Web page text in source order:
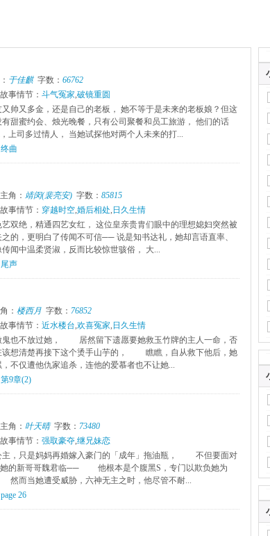
于佳麒字数： 66762
故事情节： 斗气冤家,破镜重圆
帅又多金，还是自己的老板， 她不等于是未来的老板娘？但这
甜蜜约会、烛光晚餐，只有公司聚餐和员工旅游， 他们的话
上司多过情人， 当她试探他对两个人未来的打...
终曲
角： 靖闵(裴亮安) 字数： 85815
故事情节： 穿越时空,婚后相处, 日久生情
双绝，精通四艺女红， 这位皇亲贵胄们眼中的理想媳妇突然被
的，更明白了传闻不可信── 说是知书达礼，她却言语直率、
闻中温柔贤淑，反而比较惊世骇俗， 大...
尾声
： 楼西月 字数： 76852
故事情节： 近水楼台,欢喜冤家, 日久生情
也不放过她， 居然留下遗愿要她救玉竹牌的主人一命，否
想清楚再接下这个烫手山芋的， 瞧瞧，自从救下他后，她
仅遭他仇家追杀，连他的爱慕者也不让她...
第9章(2)
角： 叶天晴字数： 73480
故事情节： 强取豪夺,继兄妹恋
，只是妈妈再婚嫁入豪门的「成年」拖油瓶， 不但要面对
她的新哥哥魏君临── 他根本是个腹黑S，专门以欺负她为
而当她遭受威胁，六神无主之时，他尽管不耐...
page 26